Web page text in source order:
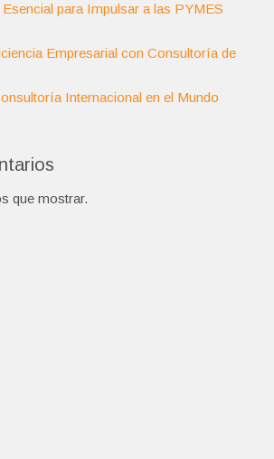
para Impulsar a las PYMES
Empresarial con Consultoría de
Internacional en el Mundo
que mostrar.